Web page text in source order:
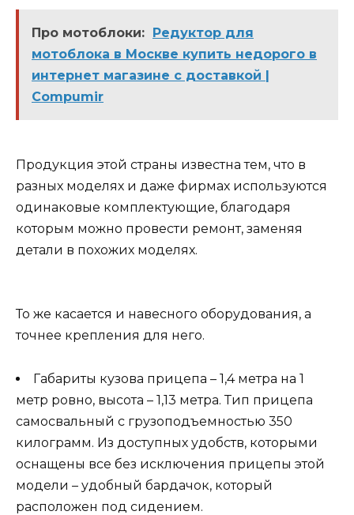
Про мотоблоки: Редуктор для
мотоблока в Москве купить недорого в
интернет магазине с доставкой |
Compumir
Продукция этой страны известна тем, что в
разных моделях и даже фирмах используются
одинаковые комплектующие, благодаря
которым можно провести ремонт, заменяя
детали в похожих моделях.
То же касается и навесного оборудования, а
точнее крепления для него.
Габариты кузова прицепа – 1,4 метра на 1
метр ровно, высота – 1,13 метра. Тип прицепа
самосвальный с грузоподъемностью 350
килограмм. Из доступных удобств, которыми
оснащены все без исключения прицепы этой
модели – удобный бардачок, который
расположен под сидением.